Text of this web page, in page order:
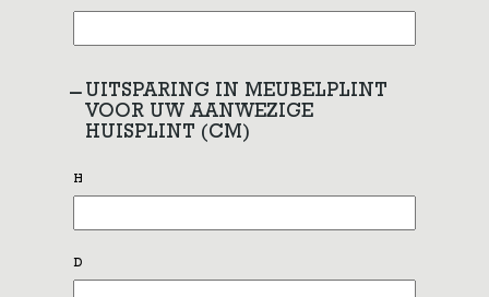
UITSPARING IN MEUBELPLINT
VOOR UW AANWEZIGE
HUISPLINT (CM)
H
D